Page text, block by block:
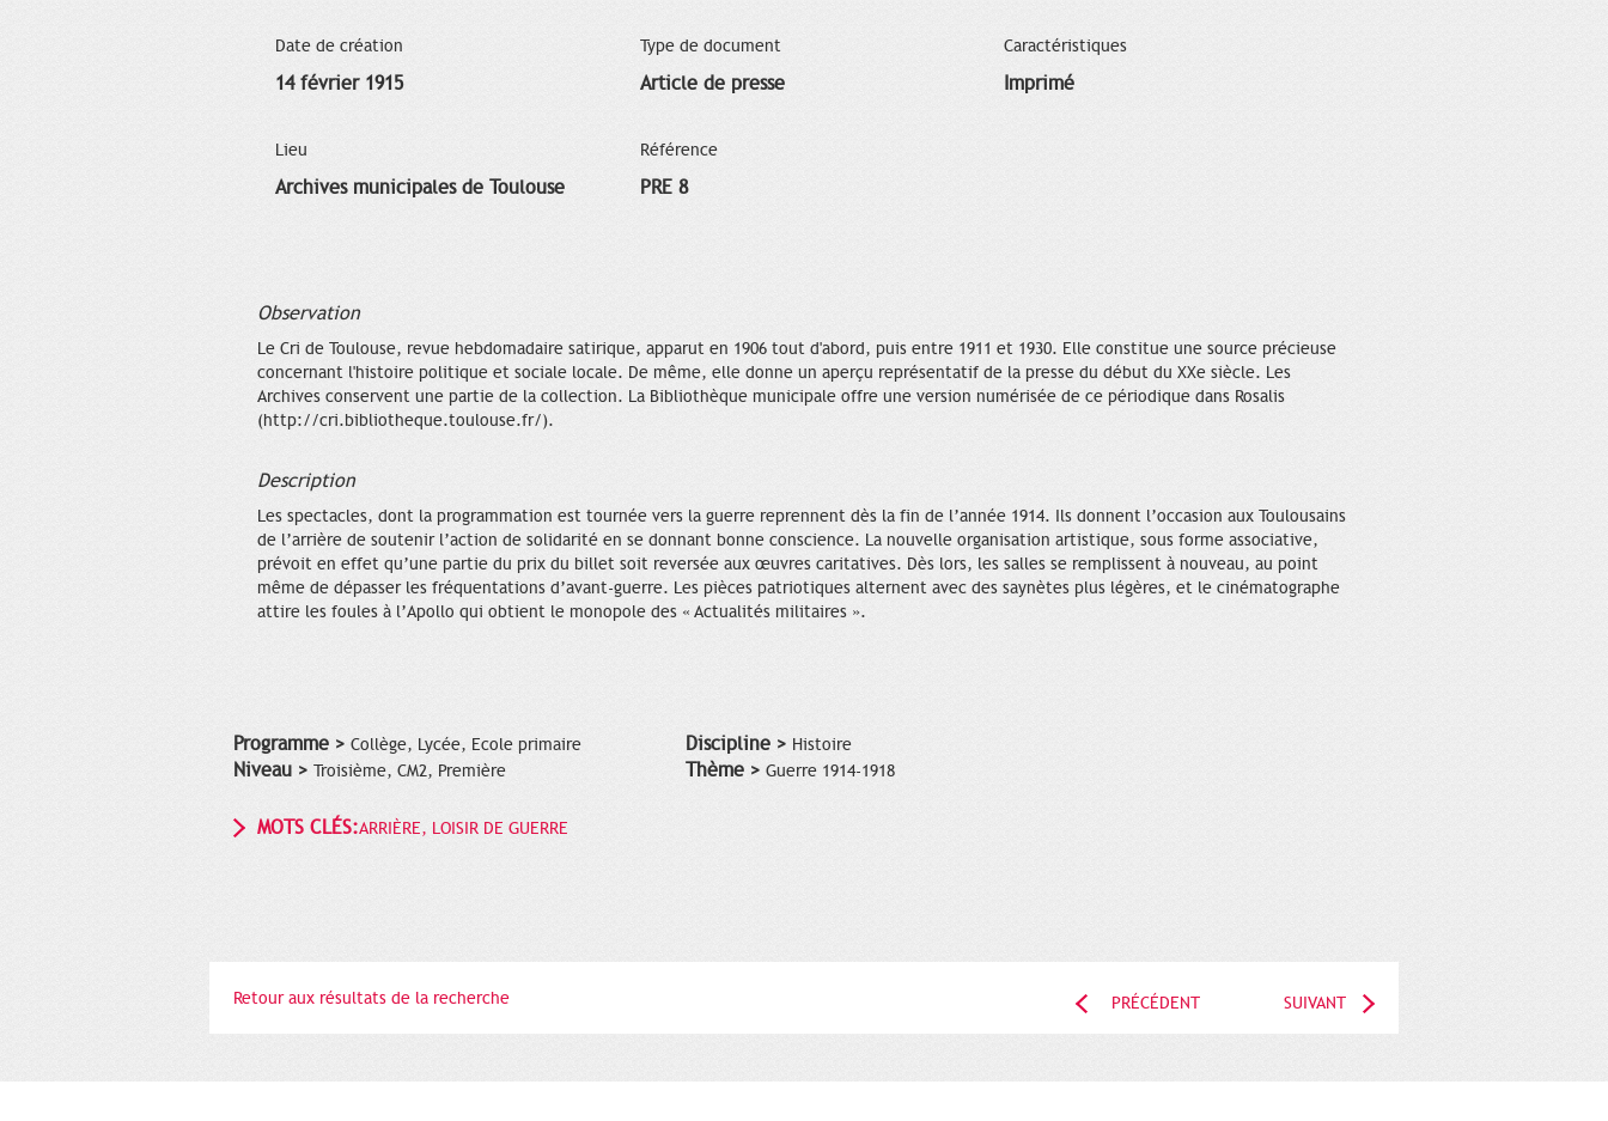
Date de création
14 février 1915
Type de document
Article de presse
Caractéristiques
Imprimé
Lieu
Archives municipales de Toulouse
Référence
PRE 8
Observation
Le Cri de Toulouse, revue hebdomadaire satirique, apparut en 1906 tout d'abord, puis entre 1911 et 1930. Elle constitue une source précieuse
concernant l'histoire politique et sociale locale. De même, elle donne un aperçu représentatif de la presse du début du XXe siècle. Les
Archives conservent une partie de la collection. La Bibliothèque municipale offre une version numérisée de ce périodique dans Rosalis
(http://cri.bibliotheque.toulouse.fr/).
Description
Les spectacles, dont la programmation est tournée vers la guerre reprennent dès la fin de l’année 1914. Ils donnent l’occasion aux Toulousains
de l’arrière de soutenir l’action de solidarité en se donnant bonne conscience. La nouvelle organisation artistique, sous forme associative,
prévoit en effet qu’une partie du prix du billet soit reversée aux œuvres caritatives. Dès lors, les salles se remplissent à nouveau, au point
même de dépasser les fréquentations d’avant-guerre. Les pièces patriotiques alternent avec des saynètes plus légères, et le cinématographe
attire les foules à l’Apollo qui obtient le monopole des « Actualités militaires ».
Programme > Collège, Lycée, Ecole primaire
Niveau > Troisième, CM2, Première
Discipline > Histoire
Thème > Guerre 1914-1918
MOTS CLÉS:ARRIÈRE, LOISIR DE GUERRE
Retour aux résultats de la recherche PRÉCÉDENT SUIVANT